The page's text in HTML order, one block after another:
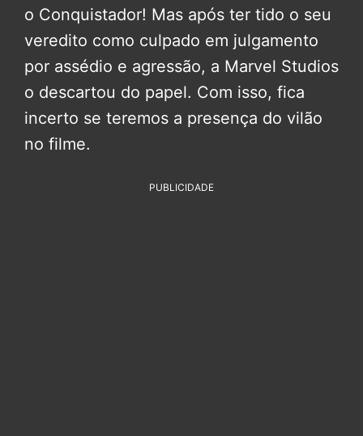
o Conquistador! Mas após ter tido o seu
veredito como culpado em julgamento
por assédio e agressão, a Marvel Studios
o descartou do papel. Com isso, fica
incerto se teremos a presença do vilão
no filme.
PUBLICIDADE